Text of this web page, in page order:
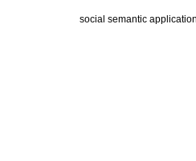
social semantic